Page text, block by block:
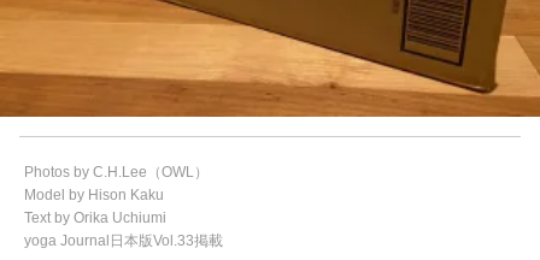
Photos by C.H.Lee（OWL）
Model by Hison Kaku
Text by Orika Uchiumi
yoga Journal日本版Vol.33掲載